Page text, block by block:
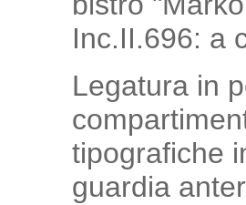
Inc.II.696: a
Legatura in
tipografiche
guardia